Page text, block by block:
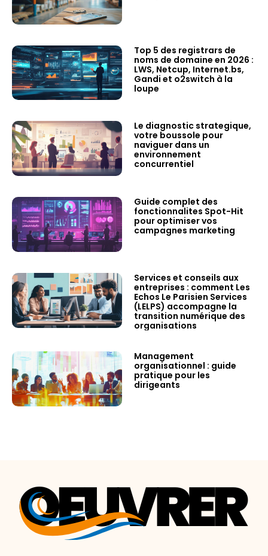
Top 5 des registrars de
noms de domaine en 2026 :
LWS, Netcup, Internet.bs,
Gandi et o2switch à la
loupe
Le diagnostic strategique,
votre boussole pour
naviguer dans un
environnement
concurrentiel
Guide complet des
fonctionnalites Spot-Hit
pour optimiser vos
campagnes marketing
Services et conseils aux
entreprises : comment Les
Echos Le Parisien Services
(LELPS) accompagne la
transition numérique des
organisations
Management
organisationnel : guide
pratique pour les
dirigeants